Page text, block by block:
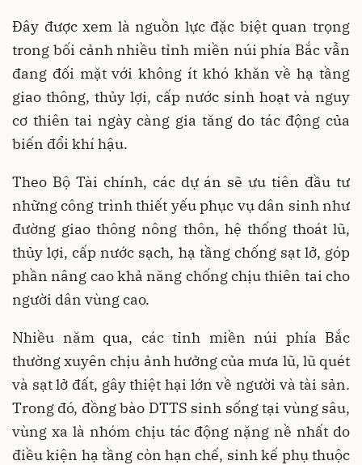
Đây được xem là nguồn lực đặc biệt quan trọng
trong bối cảnh nhiều tỉnh miền núi phía Bắc vẫn
đang đối mặt với không ít khó khăn về hạ tầng
giao thông, thủy lợi, cấp nước sinh hoạt và nguy
cơ thiên tai ngày càng gia tăng do tác động của
biến đổi khí hậu.
Theo Bộ Tài chính, các dự án sẽ ưu tiên đầu tư
những công trình thiết yếu phục vụ dân sinh như
đường giao thông nông thôn, hệ thống thoát lũ,
thủy lợi, cấp nước sạch, hạ tầng chống sạt lở, góp
phần nâng cao khả năng chống chịu thiên tai cho
người dân vùng cao.
Nhiều năm qua, các tỉnh miền núi phía Bắc
thường xuyên chịu ảnh hưởng của mưa lũ, lũ quét
và sạt lở đất, gây thiệt hại lớn về người và tài sản.
Trong đó, đồng bào DTTS sinh sống tại vùng sâu,
vùng xa là nhóm chịu tác động nặng nề nhất do
điều kiện hạ tầng còn hạn chế, sinh kế phụ thuộc